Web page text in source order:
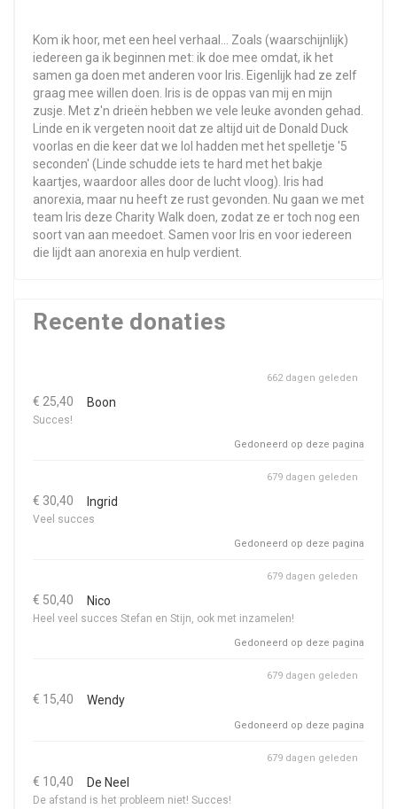
Kom ik hoor, met een heel verhaal... Zoals (waarschijnlijk)
iedereen ga ik beginnen met: ik doe mee omdat, ik het
samen ga doen met anderen voor Iris. Eigenlijk had ze zelf
graag mee willen doen. Iris is de oppas van mij en mijn
zusje. Met z'n drieën hebben we vele leuke avonden gehad.
Linde en ik vergeten nooit dat ze altijd uit de Donald Duck
voorlas en die keer dat we lol hadden met het spelletje '5
seconden' (Linde schudde iets te hard met het bakje
kaartjes, waardoor alles door de lucht vloog). Iris had
anorexia, maar nu heeft ze rust gevonden. Nu gaan we met
team Iris deze Charity Walk doen, zodat ze er toch nog een
soort van aan meedoet. Samen voor Iris en voor iedereen
die lijdt aan anorexia en hulp verdient.
Recente donaties
€ 25,40 Boon
Succes!
662 dagen geleden
Gedoneerd op deze pagina
€ 30,40 Ingrid
Veel succes
679 dagen geleden
Gedoneerd op deze pagina
€ 50,40 Nico
Heel veel succes Stefan en Stijn, ook met inzamelen!
679 dagen geleden
Gedoneerd op deze pagina
€ 15,40 Wendy
679 dagen geleden
Gedoneerd op deze pagina
€ 10,40 De Neel
De afstand is het probleem niet! Succes!
679 dagen geleden